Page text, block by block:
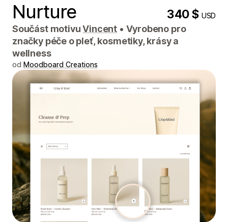
Nurture 340 $USD
Součást motivuVincent • Vyrobeno pro
značky péče o pleť, kosmetiky, krásy a
wellness
od Moodboard Creations